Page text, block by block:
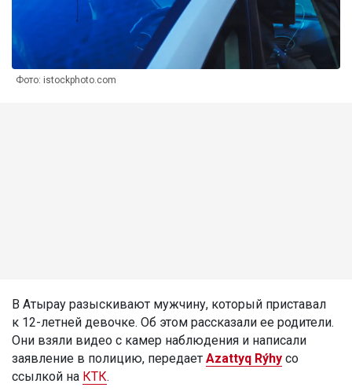
Фото: istockphoto.com
В Атырау разыскивают мужчину, который приставал
к 12-летней девочке. Об этом рассказали ее родители.
Они взяли видео с камер наблюдения и написали
заявление в полицию, передает Azattyq Rýhy со
ссылкой на КТК.